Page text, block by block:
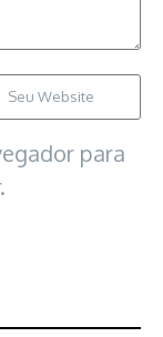
para